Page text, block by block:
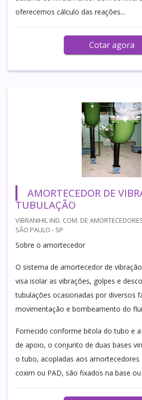
oferecemos cálculo das reações...
Cotar agora
AMORTECEDOR DE
TUBULAÇÃO
VIBRANIHIL IND. COM. DE
SÃO PAULO - SP
Sobre o amortecedor
O sistema de amortecedor de
visa isolar as vibrações, golpes e
tubulações ocasionadas por diversos
movimentação e bombeamento do
Fornecido conforme bitola do tubo e
de apoio, o conjunto de duas bases
o tubo, acopladas aos amortecedores
coxim ou PAD, são fixados na base ou